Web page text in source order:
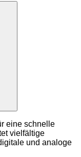
eine schnelle
vielfältige
und analoge